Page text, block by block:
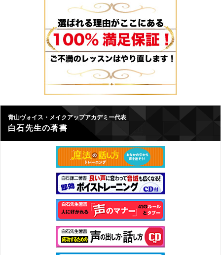
青山ヴォイス・メイクアップアカデミー代表
白石先生の著書